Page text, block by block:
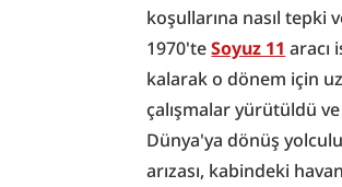
koşullarına nasıl tepki
1970'te Soyuz 11 aracı
kalarak o dönem için
çalışmalar yürütüldü ve
Dünya'ya dönüş
arızası, kabindeki